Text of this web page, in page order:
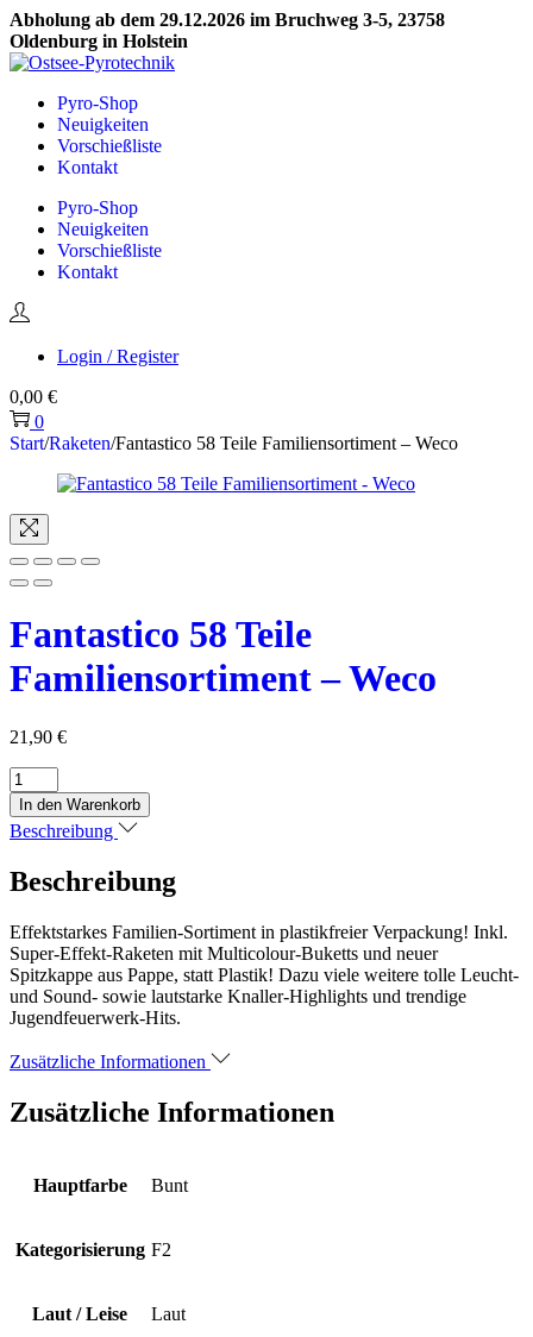
Abholung ab dem 29.12.2026 im Bruchweg 3-5, 23758
Oldenburg in Holstein
Skip
navigation
Skip
contentPyro-Shop
Neuigkeiten
Vorschießliste
Kontakt
Pyro-Shop
Neuigkeiten
Vorschießliste
Kontakt
Login / Register
0,00 €
0
Start/Raketen/Fantastico 58 Teile Familiensortiment – Weco
Fantastico 58 Teile
Familiensortiment – Weco
21,90 €
Fantastico
58
Teile
Familiensortiment
Weco
In den Warenkorb
Beschreibung
Beschreibung
Effektstarkes Familien-Sortiment in plastikfreier Verpackung! Inkl.
Super-Effekt-Raketen mit Multicolour-Buketts und neuer
Spitzkappe aus Pappe, statt Plastik! Dazu viele weitere tolle Leucht-
und Sound- sowie lautstarke Knaller-Highlights und trendige
Jugendfeuerwerk-Hits.
Zusätzliche Informationen
Zusätzliche Informationen
Hauptfarbe Bunt
Kategorisierung F2
Laut / Leise Laut